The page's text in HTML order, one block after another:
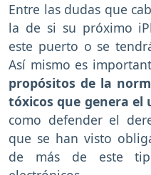
Entre las dudas que
la de si su próximo
este puerto o se
Así mismo es
propósitos de la
tóxicos que genera el
como defender el
que se han visto
de más de este